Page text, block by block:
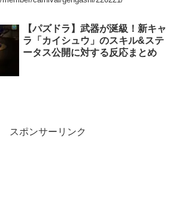
【パズドラ】武器が涎級！新キャ
ラ「カイシュウ」のスキル&ステ
ータス公開に対する反応まとめ
スポンサーリンク